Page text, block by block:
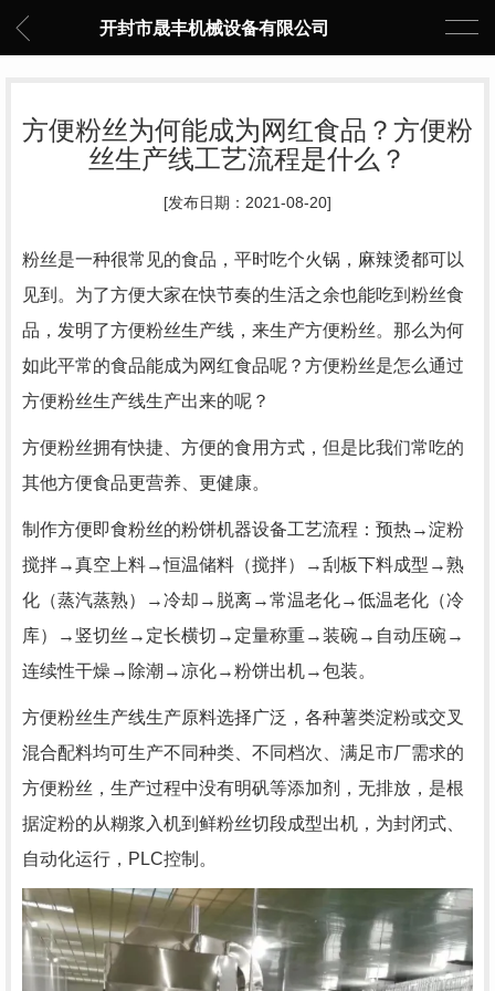
开封市晟丰机械设备有限公司
方便粉丝为何能成为网红食品？方便粉
丝生产线工艺流程是什么？
[发布日期：2021-08-20]
粉丝是一种很常见的食品，平时吃个火锅，麻辣烫都可以
见到。为了方便大家在快节奏的生活之余也能吃到粉丝食
品，发明了方便粉丝生产线，来生产方便粉丝。那么为何
如此平常的食品能成为网红食品呢？方便粉丝是怎么通过
方便粉丝生产线生产出来的呢？
方便粉丝拥有快捷、方便的食用方式，但是比我们常吃的
其他方便食品更营养、更健康。
制作方便即食粉丝的粉饼机器设备工艺流程：预热→淀粉
搅拌→真空上料→恒温储料（搅拌）→刮板下料成型→熟
化（蒸汽蒸熟）→冷却→脱离→常温老化→低温老化（冷
库）→竖切丝→定长横切→定量称重→装碗→自动压碗→
连续性干燥→除潮→凉化→粉饼出机→包装。
方便粉丝生产线生产原料选择广泛，各种薯类淀粉或交叉
混合配料均可生产不同种类、不同档次、满足市厂需求的
方便粉丝，生产过程中没有明矾等添加剂，无排放，是根
据淀粉的从糊浆入机到鲜粉丝切段成型出机，为封闭式、
自动化运行，PLC控制。